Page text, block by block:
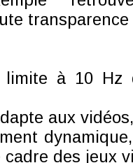
à 10 Hz
aux
des jeux